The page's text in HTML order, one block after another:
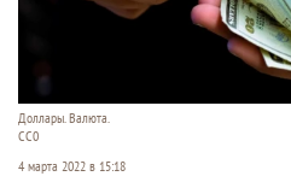
Доллары. Валюта.
CC0
4 марта 2022 в 15:18